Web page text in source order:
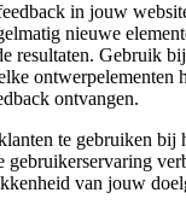
in jouw
nieuwe
resultaten. Gebruik
ontwerpelementen
ontvangen.
te gebruiken bij
van jouw